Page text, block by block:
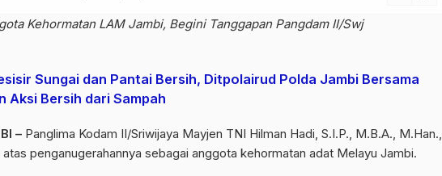
Kehormatan LAM Jambi, Begini Tanggapan Pangdam II/Swj
Sungai dan Pantai Bersih, Ditpolairud Polda Jambi Bersama
Aksi Bersih dari Sampah
– Panglima Kodam II/Sriwijaya Mayjen TNI Hilman Hadi, S.I.P., M.B.A., M.Han.,
penganugerahannya sebagai anggota kehormatan adat Melayu Jambi.